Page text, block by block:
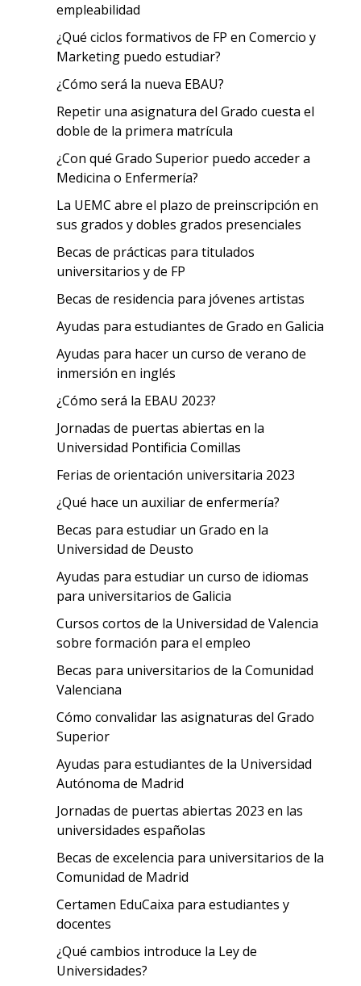
empleabilidad
¿Qué ciclos formativos de FP en Comercio y
Marketing puedo estudiar?
¿Cómo será la nueva EBAU?
Repetir una asignatura del Grado cuesta el
doble de la primera matrícula
¿Con qué Grado Superior puedo acceder a
Medicina o Enfermería?
La UEMC abre el plazo de preinscripción en
sus grados y dobles grados presenciales
Becas de prácticas para titulados
universitarios y de FP
Becas de residencia para jóvenes artistas
Ayudas para estudiantes de Grado en Galicia
Ayudas para hacer un curso de verano de
inmersión en inglés
¿Cómo será la EBAU 2023?
Jornadas de puertas abiertas en la
Universidad Pontificia Comillas
Ferias de orientación universitaria 2023
¿Qué hace un auxiliar de enfermería?
Becas para estudiar un Grado en la
Universidad de Deusto
Ayudas para estudiar un curso de idiomas
para universitarios de Galicia
Cursos cortos de la Universidad de Valencia
sobre formación para el empleo
Becas para universitarios de la Comunidad
Valenciana
Cómo convalidar las asignaturas del Grado
Superior
Ayudas para estudiantes de la Universidad
Autónoma de Madrid
Jornadas de puertas abiertas 2023 en las
universidades españolas
Becas de excelencia para universitarios de la
Comunidad de Madrid
Certamen EduCaixa para estudiantes y
docentes
¿Qué cambios introduce la Ley de
Universidades?